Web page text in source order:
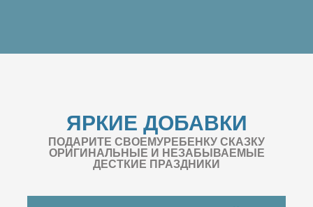
ЯРКИЕ ДОБАВКИ
ПОДАРИТЕ СВОЕМУРЕБЕНКУ СКАЗКУ
ОРИГИНАЛЬНЫЕ И НЕЗАБЫВАЕМЫЕ
ДЕСТКИЕ ПРАЗДНИКИ